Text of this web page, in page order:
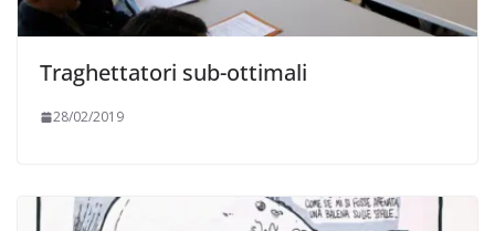
Traghettatori sub-ottimali
28/02/2019